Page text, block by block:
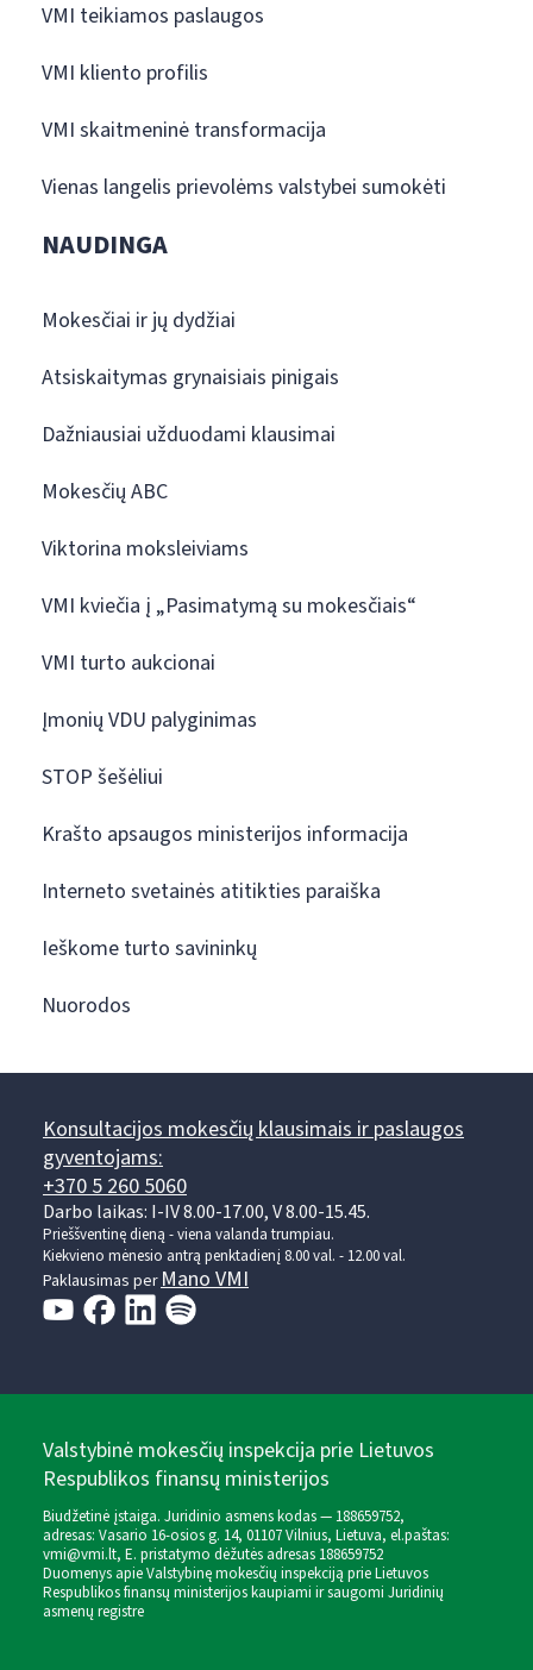
VMI teikiamos paslaugos
VMI kliento profilis
VMI skaitmeninė transformacija
Vienas langelis prievolėms valstybei sumokėti
NAUDINGA
Mokesčiai ir jų dydžiai
Atsiskaitymas grynaisiais pinigais
Dažniausiai užduodami klausimai
Mokesčių ABC
Viktorina moksleiviams
VMI kviečia į „Pasimatymą su mokesčiais“
VMI turto aukcionai
Įmonių VDU palyginimas
STOP šešėliui
Krašto apsaugos ministerijos informacija
Interneto svetainės atitikties paraiška
Ieškome turto savininkų
Nuorodos
Konsultacijos mokesčių klausimais ir paslaugos
gyventojams:
+370 5 260 5060
Darbo laikas: I-IV 8.00-17.00, V 8.00-15.45.
Prieššventinę dieną - viena valanda trumpiau.
Kiekvieno mėnesio antrą penktadienį 8.00 val. - 12.00 val.
Paklausimas perMano VMI
Valstybinė mokesčių inspekcija prie Lietuvos
Respublikos finansų ministerijos
Biudžetinė įstaiga. Juridinio asmens kodas — 188659752,
adresas: Vasario 16-osios g. 14, 01107 Vilnius, Lietuva, el.paštas:
vmi@vmi.lt, E. pristatymo dėžutės adresas 188659752
Duomenys apie Valstybinę mokesčių inspekciją prie Lietuvos
Respublikos finansų ministerijos kaupiami ir saugomi Juridinių
asmenų registre